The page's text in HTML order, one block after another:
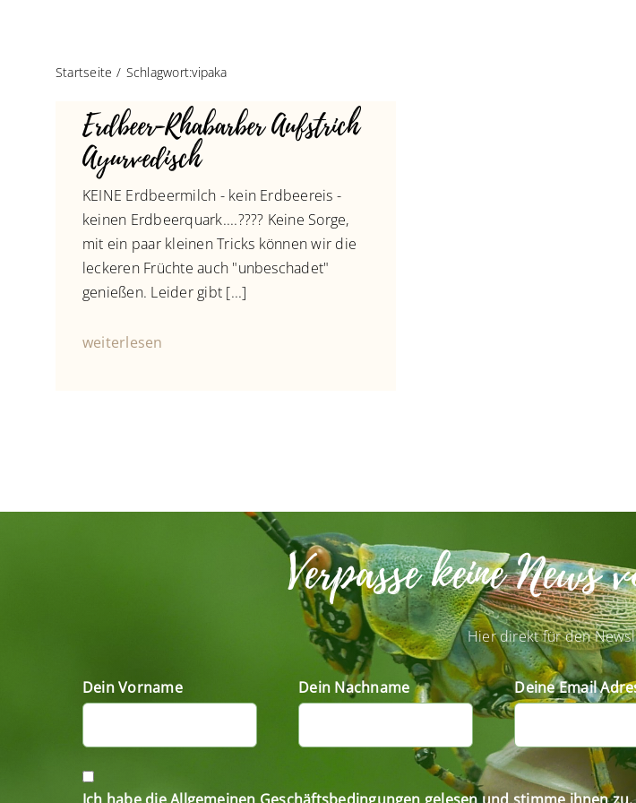
Startseite Schlagwort:vipaka
Erdbeer-Rhabarber Aufstrich
Ayurvedisch
KEINE Erdbeermilch - kein Erdbeereis -
keinen Erdbeerquark....???? Keine Sorge,
mit ein paar kleinen Tricks können wir die
leckeren Früchte auch "unbeschadet"
genießen. Leider gibt [...]
weiterlesen
Verpasse keine
Hier direkt für den
Dein Vorname Dein Nachname
Deine Email